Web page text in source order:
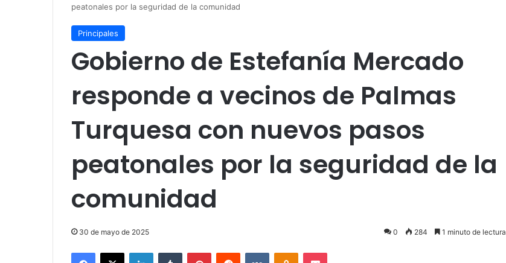
peatonales por la seguridad de la comunidad
Principales
Gobierno de Estefanía Mercado
responde a vecinos de Palmas
Turquesa con nuevos pasos
peatonales por la seguridad de la
comunidad
30 de mayo de 2025 0 284 1 minuto de lectura
Facebook
X LinkedInTumblr PinterestReddit VKontakteOdnoklassniki
Pocket